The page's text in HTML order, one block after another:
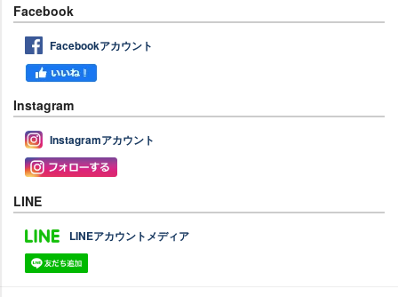
Facebook
Facebookアカウント
Instagram
Instagramアカウント
LINE
LINEアカウントメディア